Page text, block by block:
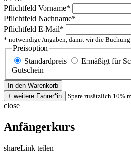
Pflichtfeld Vorname*
Pflichtfeld Nachname*
Pflichtfeld E-Mail*
* notwendige Angaben, damit wir die
Preisoption
Standardpreis
Ermäßigt für
Gutschein
Spare zusätzlich 10%
close
Anfängerkurs
shareLink teilen